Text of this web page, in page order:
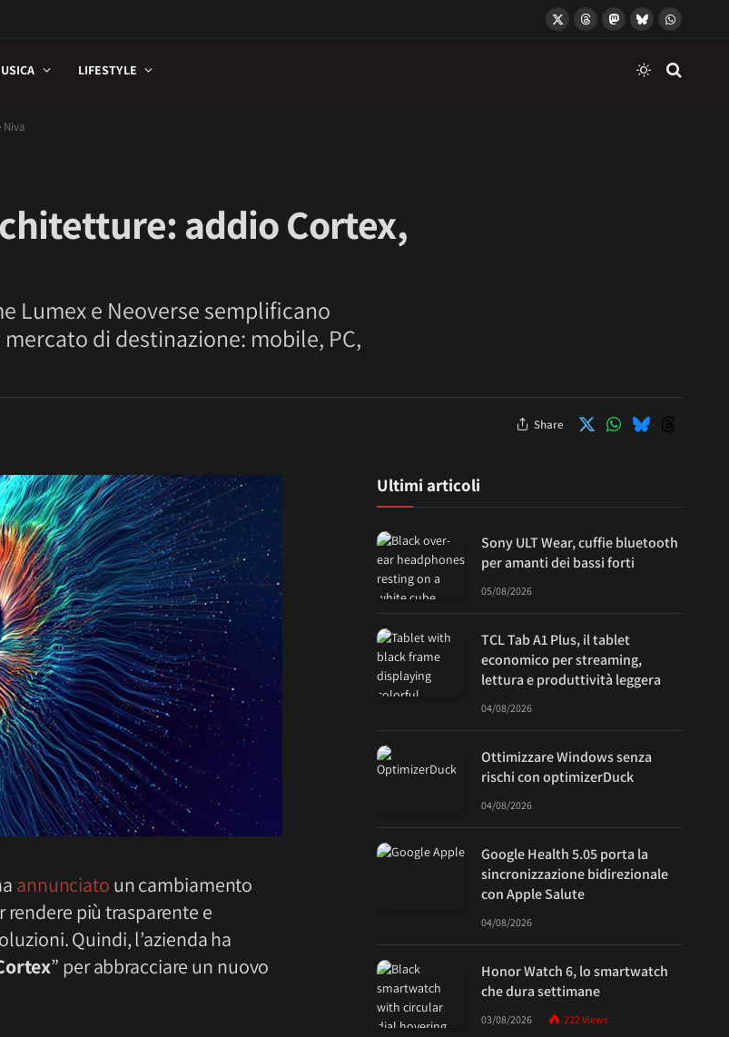
X
ThreadsMastodon
BlueskyWhatsApp
LIFESTYLE
addio Cortex,
Lumex e Neoverse semplificano
di destinazione: mobile, PC,
Share
annunciato un cambiamento
più trasparente e
Quindi, l’azienda ha
” per abbracciare un nuovo
Ultimi articoli
Sony ULT Wear, cuffie bluetooth
per amanti dei bassi forti
05/08/2026
TCL Tab A1 Plus, il tablet
economico per streaming,
lettura e produttività leggera
04/08/2026
Ottimizzare Windows senza
rischi con optimizerDuck
04/08/2026
Google Health 5.05 porta la
sincronizzazione bidirezionale
con Apple Salute
04/08/2026
Honor Watch 6, lo smartwatch
che dura settimane
03/08/2026 222Views